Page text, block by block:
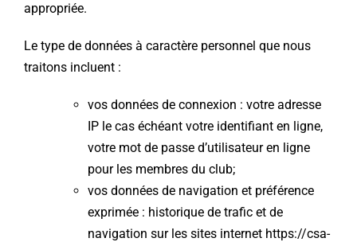
appropriée.
Le type de données à caractère personnel que nous
traitons incluent :
vos données de connexion : votre adresse
IP le cas échéant votre identifiant en ligne,
votre mot de passe d’utilisateur en ligne
pour les membres du club;
vos données de navigation et préférence
exprimée : historique de trafic et de
navigation sur les sites internet https://csa-